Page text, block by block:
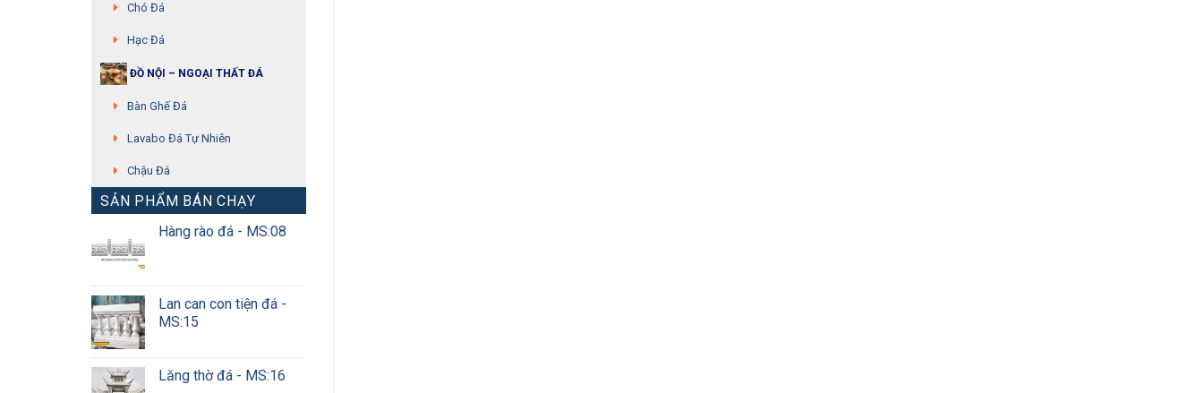
Chó Đá
Hạc Đá
ĐỒ NỘI – NGOẠI THẤT ĐÁ
Bàn Ghế Đá
Lavabo Đá Tự Nhiên
Chậu Đá
SẢN PHẨM BÁN CHẠY
Hàng rào đá - MS:08
Lan can con tiện đá -
MS:15
Lăng thờ đá - MS:16